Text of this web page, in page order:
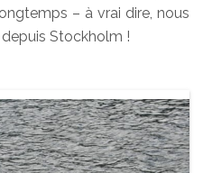
– à vrai dire, nous
depuis Stockholm !